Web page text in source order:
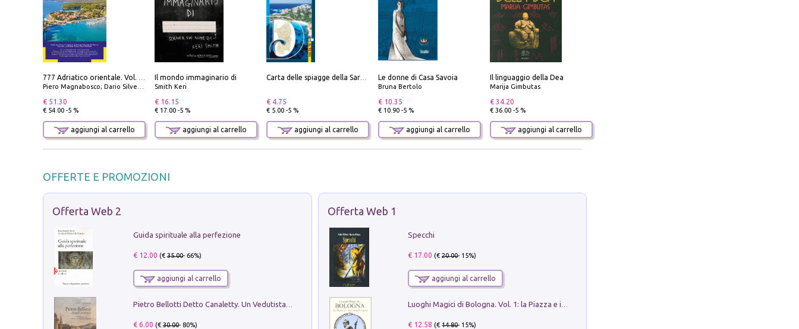
Piero Magnabosco; Dario Silvestro; Marco Sbrizzi
€ 51.30
€ 54.00 -5 %
aggiungi al carrello
Il mondo immaginario di
Smith Keri
€ 16.15
€ 17.00 -5 %
aggiungi al carrello
€ 4.75
€ 5.00 -5 %
aggiungi al carrello
Le donne di Casa Savoia
Bruna Bertolo
€ 10.35
€ 10.90 -5 %
aggiungi al carrello
Il linguaggio della Dea
Marija Gimbutas
€ 34.20
€ 36.00 -5 %
aggiungi al carrello
OFFERTE E PROMOZIONI
Offerta Web 2
Guida spirituale alla perfezione
€ 12.00 (€35.00- 66%)
aggiungi al carrello
€ 6.00 (€30.00- 80%)
Offerta Web 1
Specchi
€ 17.00 (€20.00- 15%)
aggiungi al carrello
€ 12.58 (€14.80- 15%)